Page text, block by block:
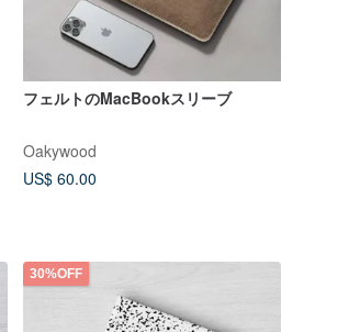
フェルトのMacBookスリーブ
Oakywood
US$ 60.00
30%OFF